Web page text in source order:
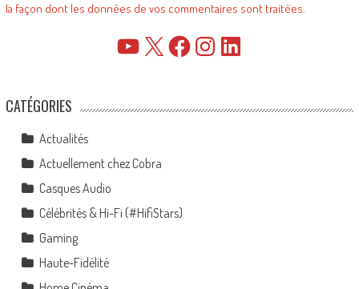
la façon dont les données de vos commentaires sont traitées.
YouTube FacebookInstagramLinkedIn
CATÉGORIES
Actualités
Actuellement chez Cobra
Casques Audio
Célébrités & Hi-Fi (#HifiStars)
Gaming
Haute-Fidélité